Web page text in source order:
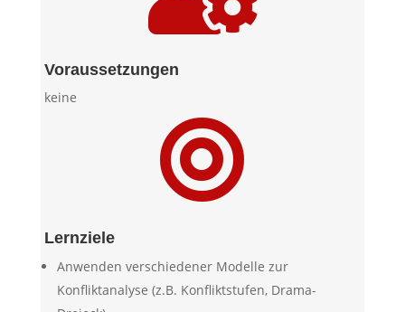
Voraussetzungen
keine

Lernziele
Anwenden verschiedener Modelle zur
Konfliktanalyse (z.B. Konfliktstufen, Drama-